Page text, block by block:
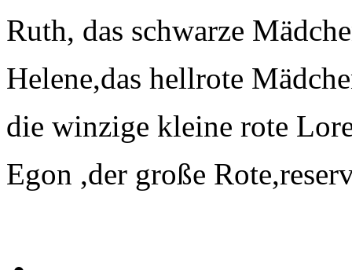
Ruth, das schwarze
Helene,das hellrote
die winzige kleine rote
Egon ,der große